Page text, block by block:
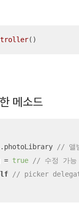
()
메소드
.photoLibrary
// 앨
= true
// 수정 가능
// picker